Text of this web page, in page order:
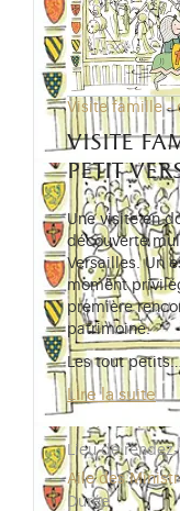
Visite famille -
visite
petit
Une visite en
découverte
Versailles. Un
moment
première
patrimoine.
Les tout
Lire la suite
Lieu de
Aile des
Durée